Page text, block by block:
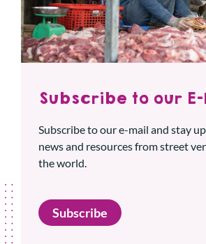
Subscribe to our
Subscribe to our e-mail and stay
news and resources from street
the world.
Subscribe